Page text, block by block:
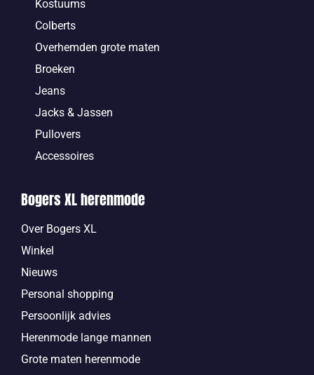
Kostuums
Colberts
Overhemden grote maten
Broeken
Jeans
Jacks & Jassen
Pullovers
Accessoires
Bogers XL herenmode
Over Bogers XL
Winkel
Nieuws
Personal shopping
Persoonlijk advies
Herenmode lange mannen
Grote maten herenmode